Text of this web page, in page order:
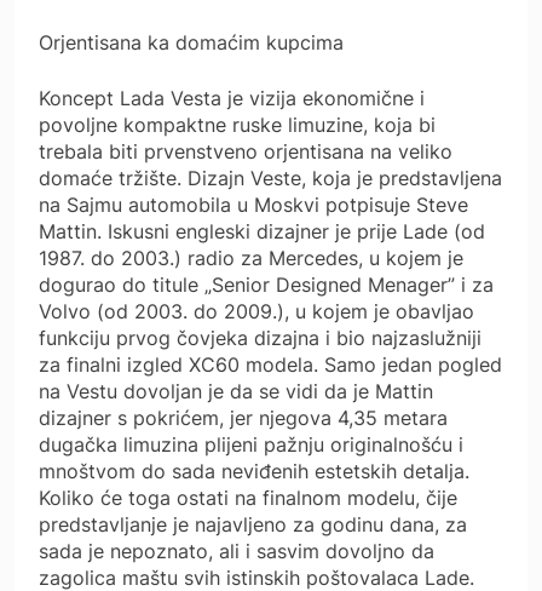
Orjentisana ka domaćim kupcima
Koncept Lada Vesta je vizija ekonomične i
povoljne kompaktne ruske limuzine, koja bi
trebala biti prvenstveno orjentisana na veliko
domaće tržište. Dizajn Veste, koja je predstavljena
na Sajmu automobila u Moskvi potpisuje Steve
Mattin. Iskusni engleski dizajner je prije Lade (od
1987. do 2003.) radio za Mercedes, u kojem je
dogurao do titule „Senior Designed Menager” i za
Volvo (od 2003. do 2009.), u kojem je obavljao
funkciju prvog čovjeka dizajna i bio najzaslužniji
za finalni izgled XC60 modela. Samo jedan pogled
na Vestu dovoljan je da se vidi da je Mattin
dizajner s pokrićem, jer njegova 4,35 metara
dugačka limuzina plijeni pažnju originalnošću i
mnoštvom do sada neviđenih estetskih detalja.
Koliko će toga ostati na finalnom modelu, čije
predstavljanje je najavljeno za godinu dana, za
sada je nepoznato, ali i sasvim dovoljno da
zagolica maštu svih istinskih poštovalaca Lade.